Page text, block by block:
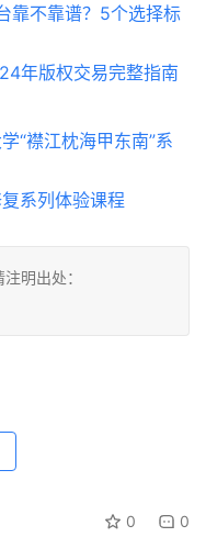
靠不靠谱？5个选择标
年版权交易完整指南
“襟江枕海甲东南”系
系列体验课程
明出处：
0 0